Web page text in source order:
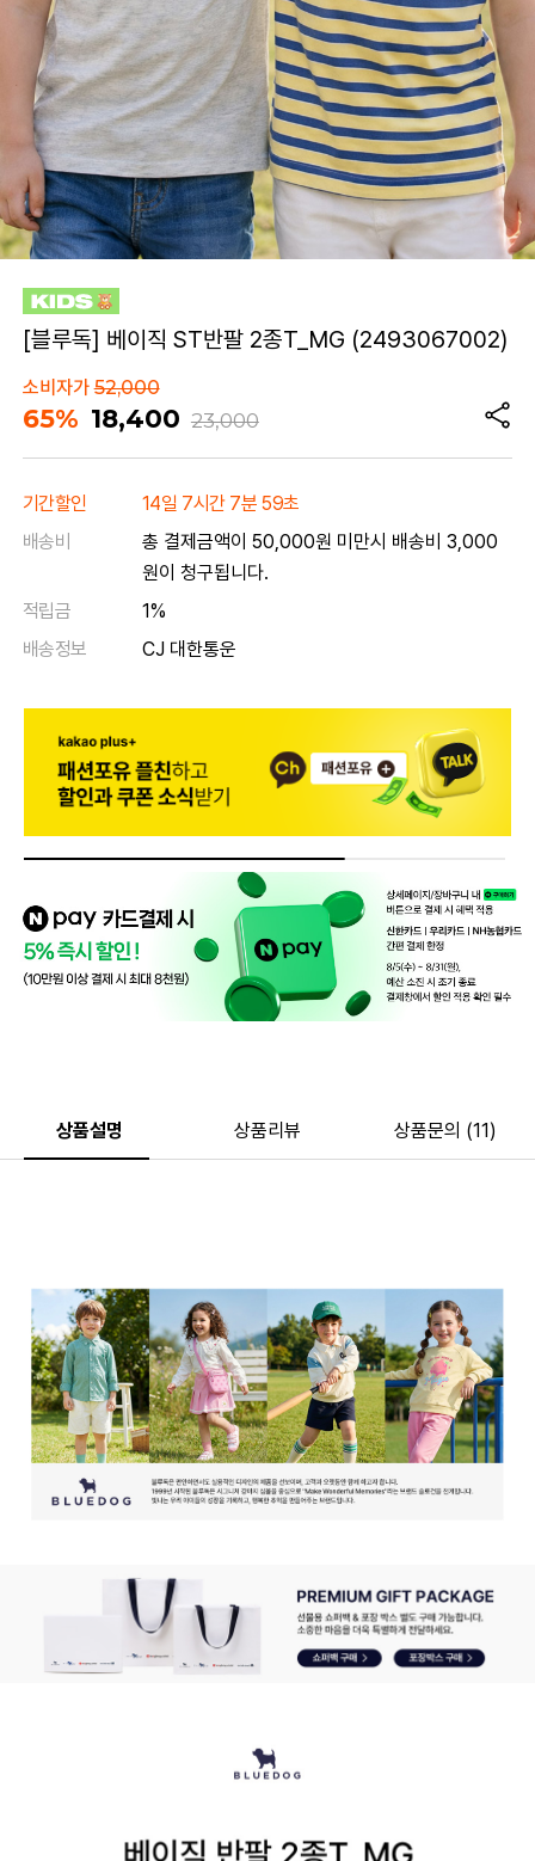
[블루독] 베이직 ST반팔 2종T_MG (2493067002)
소비자가52,000
65% 18,400 23,000
기간할인
14일 7시간 7분 59초
배송비
총 결제금액이 50,000원 미만시 배송비 3,000
원이 청구됩니다.
적립금
1%
배송정보
CJ 대한통운
상품설명 상품리뷰 상품문의 (11)